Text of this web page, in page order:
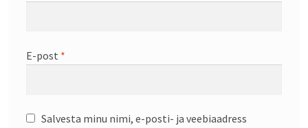
E-post *
Salvesta minu nimi, e-posti- ja veebiaadress